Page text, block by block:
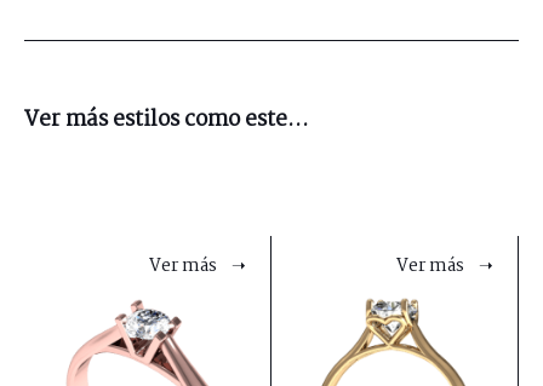
Ver más estilos como este...
Ver más ➝ Ver más ➝